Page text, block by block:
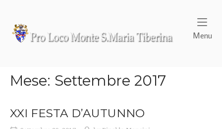
content
Home
Menu
Mese: Settembre 2017
XXI FESTA D’AUTUNNO